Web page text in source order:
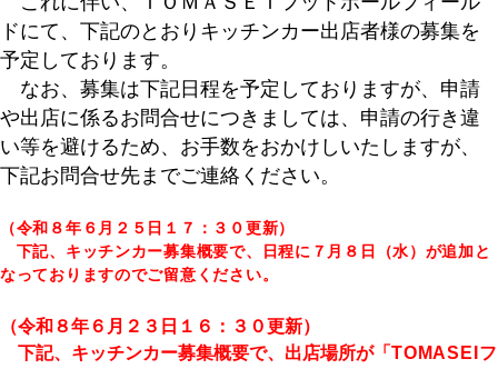
ドにて、下記のとおりキッチンカー出店者様の募集を
予定しております。
なお、募集は下記日程を予定しておりますが、申請
や出店に係るお問合せにつきましては、申請の行き違
い等を避けるため、お手数をおかけしいたしますが、
下記お問合せ先までご連絡ください。
（令和８年６月２５日１７：３０更新）
下記、キッチンカー募集概要で、日程に７月８日（水）が追加と
なっておりますのでご留意ください。
（令和８年６月２３日１６：３０更新）
下記、キッチンカー募集概要で、出店場所が「 TOMASEIフ